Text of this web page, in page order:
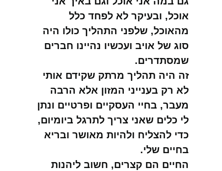
אוכל, ובעיקר לא לפחד כלל
מהאוכל, שלפני התהליך כולו היה
סוג של אויב ועכשיו נהיינו חברים
שמסתדרים.
זה היה תהליך מרתק שקידם אותי
לא רק בענייני המזון אלא הרבה
מעבר, בחיי העסקיים ופרטיים ונתן
לי כלים שאני צריך לתרגל ביומיום,
כדי להצליח ולהיות מאושר ובריא
בחיים שלי.
החיים הם קצרים, חשוב ליהנות